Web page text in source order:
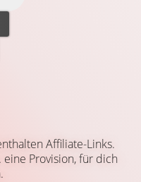
Affiliate-Links.
Provision, für dich